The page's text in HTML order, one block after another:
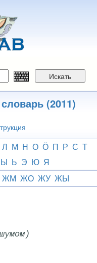
Искать
(2011)
Л М Н О Ӧ П Р С Т
Ы Ь Э Ю Я
ЖМ ЖО ЖУ ЖЫ